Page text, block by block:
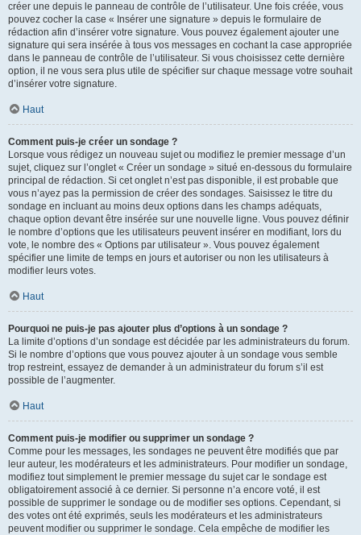
créer une depuis le panneau de contrôle de l’utilisateur. Une fois créée, vous
pouvez cocher la case « Insérer une signature » depuis le formulaire de
rédaction afin d’insérer votre signature. Vous pouvez également ajouter une
signature qui sera insérée à tous vos messages en cochant la case appropriée
dans le panneau de contrôle de l’utilisateur. Si vous choisissez cette dernière
option, il ne vous sera plus utile de spécifier sur chaque message votre souhait
d’insérer votre signature.
Haut
Comment puis-je créer un sondage ?
Lorsque vous rédigez un nouveau sujet ou modifiez le premier message d’un
sujet, cliquez sur l’onglet « Créer un sondage » situé en-dessous du formulaire
principal de rédaction. Si cet onglet n’est pas disponible, il est probable que
vous n’ayez pas la permission de créer des sondages. Saisissez le titre du
sondage en incluant au moins deux options dans les champs adéquats,
chaque option devant être insérée sur une nouvelle ligne. Vous pouvez définir
le nombre d’options que les utilisateurs peuvent insérer en modifiant, lors du
vote, le nombre des « Options par utilisateur ». Vous pouvez également
spécifier une limite de temps en jours et autoriser ou non les utilisateurs à
modifier leurs votes.
Haut
Pourquoi ne puis-je pas ajouter plus d’options à un sondage ?
La limite d’options d’un sondage est décidée par les administrateurs du forum.
Si le nombre d’options que vous pouvez ajouter à un sondage vous semble
trop restreint, essayez de demander à un administrateur du forum s’il est
possible de l’augmenter.
Haut
Comment puis-je modifier ou supprimer un sondage ?
Comme pour les messages, les sondages ne peuvent être modifiés que par
leur auteur, les modérateurs et les administrateurs. Pour modifier un sondage,
modifiez tout simplement le premier message du sujet car le sondage est
obligatoirement associé à ce dernier. Si personne n’a encore voté, il est
possible de supprimer le sondage ou de modifier ses options. Cependant, si
des votes ont été exprimés, seuls les modérateurs et les administrateurs
peuvent modifier ou supprimer le sondage. Cela empêche de modifier les